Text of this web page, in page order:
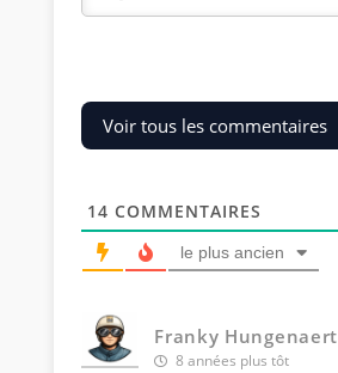
Voir tous les commentaires
14 COMMENTAIRES
le plus ancien
Franky Hungenaert
8 années plus tôt